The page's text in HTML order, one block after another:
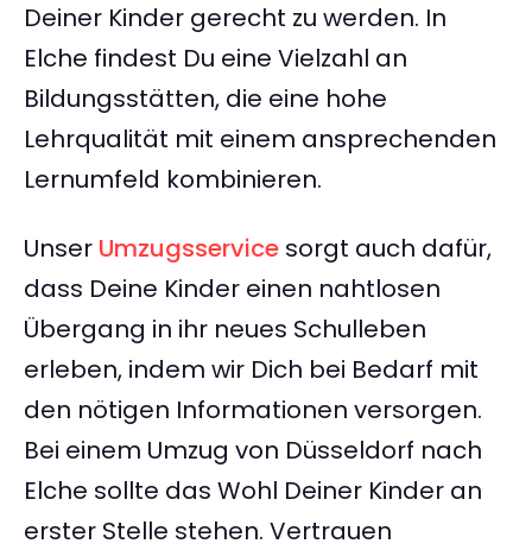
Deiner Kinder gerecht zu werden. In
Elche findest Du eine Vielzahl an
Bildungsstätten, die eine hohe
Lehrqualität mit einem ansprechenden
Lernumfeld kombinieren.
Unser Umzugsservice sorgt auch dafür,
dass Deine Kinder einen nahtlosen
Übergang in ihr neues Schulleben
erleben, indem wir Dich bei Bedarf mit
den nötigen Informationen versorgen.
Bei einem Umzug von Düsseldorf nach
Elche sollte das Wohl Deiner Kinder an
erster Stelle stehen. Vertrauen